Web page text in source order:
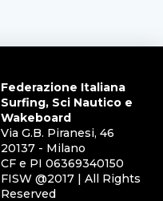
Federazione Italiana
Surfing, Sci Nautico e
Wakeboard
Via G.B. Piranesi, 46
20137 - Milano
CF e PI 06369340150
FISW @2017 | All Rights
Reserved